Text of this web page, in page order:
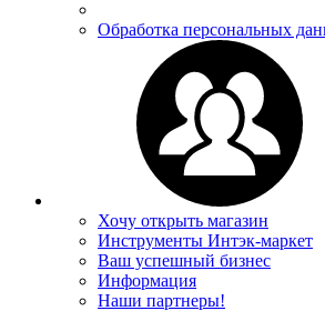
Обработка персональных
Хочу открыть магазин
Инструменты Интэк-маркет
Ваш успешный бизнес
Информация
Наши партнеры!